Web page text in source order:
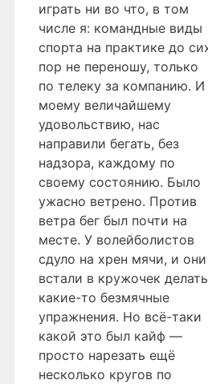
играть ни во что, в том
числе я: командные виды
спорта на практике до
пор не переношу, только
по телеку за компанию. И
моему величайшему
удовольствию, нас
направили бегать, без
надзора, каждому по
своему состоянию. Было
ужасно ветрено. Против
ветра бег был почти на
месте. У волейболистов
сдуло на хрен мячи, и они
встали в кружочек делать
какие-то безмячные
упражнения. Но всё-таки
какой это был кайф —
просто нарезать ещё
несколько кругов по